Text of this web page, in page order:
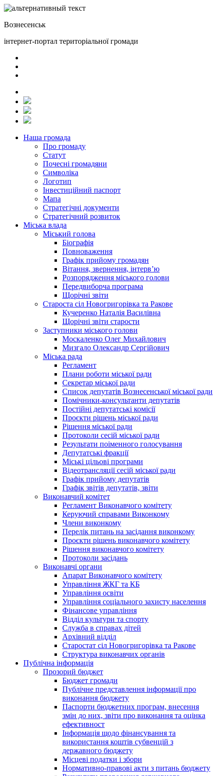
Вознесенськ
інтернет-портал територіальної громади
Наша громада
Про громаду
Статут
Почесні громадяни
Символіка
Логотип
Інвестиційний паспорт
Мапа
Стратегічні документи
Стратегічний розвиток
Міська влада
Міський голова
Біографія
Повноваження
Графік прийому громадян
Вітання, звернення, інтерв’ю
Розпорядження міського голови
Передвиборча програма
Щорічні звіти
Староста сіл Новогригорівка та Ракове
Кучеренко Наталія Василівна
Щорічні звіти старости
Заступники міського голови
Москаленко Олег Михайлович
Мизгало Олександр Сергійович
Міська рада
Регламент
Плани роботи міської ради
Секретар міської ради
Список депутатів Вознесенської міської ради
Помічники-консультанти депутатів
Постійні депутатські комісії
Проєкти рішень міської ради
Рішення міської ради
Протоколи сесій міської ради
Результати поіменного голосування
Депутатські фракції
Міські цільові програми
Відеотрансляції сесій міської ради
Графік прийому депутатів
Графік звітів депутатів, звіти
Виконавчий комітет
Регламент Виконавчого комітету
Керуючий справами Виконкому
Члени виконкому
Перелік питань на засідання виконкому
Проєкти рішень виконавчого комітету
Рішення виконавчого комітету
Протоколи засідань
Виконавчі органи
Апарат Виконавчого комітету
Управління ЖКГ та КБ
Управління освіти
Управління соціального захисту населення
Фінансове управління
Відділ культури та спорту
Служба в справах дітей
Архівний відділ
Старостат сіл Новогригорівка та Ракове
Структура виконавчих органів
Публічна інформація
Прозорий бюджет
Бюджет громади
Публічне представлення інформації про
виконання бюджету
Паспорти бюджетних програм, внесення
змін до них, звіти про виконання та оцінка
ефективност
Інформація щодо фінансування та
використання коштів субвенцій з
державного бюджету
Місцеві податки і збори
Нормативно-правові акти з питань бюджету